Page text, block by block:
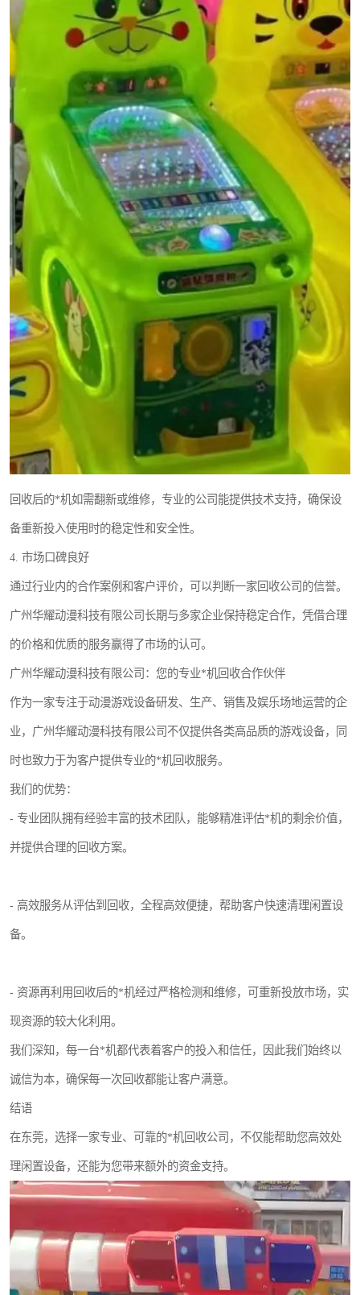
回收后的*机如需翻新或维修，专业的公司能提供技术支持，确保设
备重新投入使用时的稳定性和安全性。
4. 市场口碑良好
通过行业内的合作案例和客户评价，可以判断一家回收公司的信誉。
广州华耀动漫科技有限公司长期与多家企业保持稳定合作，凭借合理
的价格和优质的服务赢得了市场的认可。
广州华耀动漫科技有限公司：您的专业*机回收合作伙伴
作为一家专注于动漫游戏设备研发、生产、销售及娱乐场地运营的企
业，广州华耀动漫科技有限公司不仅提供各类高品质的游戏设备，同
时也致力于为客户提供专业的*机回收服务。
我们的优势：
- 专业团队拥有经验丰富的技术团队，能够精准评估*机的剩余价值，
并提供合理的回收方案。
- 高效服务从评估到回收，全程高效便捷，帮助客户快速清理闲置设
备。
- 资源再利用回收后的*机经过严格检测和维修，可重新投放市场，实
现资源的较大化利用。
我们深知，每一台*机都代表着客户的投入和信任，因此我们始终以
诚信为本，确保每一次回收都能让客户满意。
结语
在东莞，选择一家专业、可靠的*机回收公司，不仅能帮助您高效处
理闲置设备，还能为您带来额外的资金支持。